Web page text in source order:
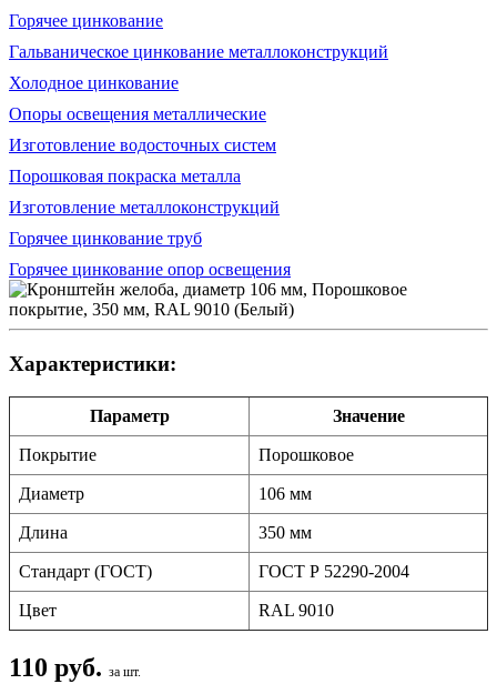
Горячее цинкование
Гальваническое цинкование металлоконструкций
Холодное цинкование
Опоры освещения металлические
Изготовление водосточных систем
Порошковая покраска металла
Изготовление металлоконструкций
Горячее цинкование труб
Горячее цинкование опор освещения
Характеристики:
Параметр Значение
Покрытие Порошковое
Диаметр 106 мм
Длина 350 мм
Стандарт (ГОСТ) ГОСТ Р 52290-2004
Цвет RAL 9010
110 руб. за шт.